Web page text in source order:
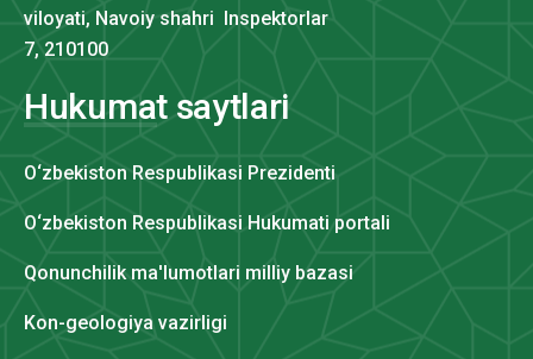
viloyati, Navoiy shahri Inspektorlar
7, 210100
Hukumat saytlari
O‘zbekiston Respublikasi Prezidenti
O‘zbekiston Respublikasi Hukumati portali
Qonunchilik ma'lumotlari milliy bazasi
Kon-geologiya vazirligi